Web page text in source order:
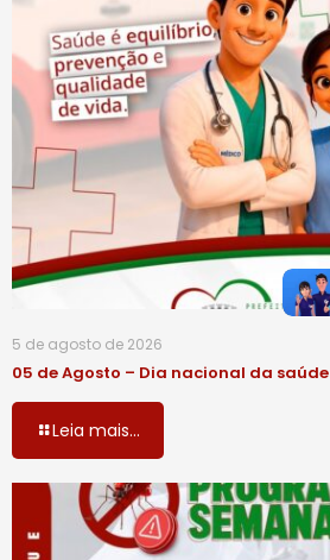
5 de agosto de 2026
05 de Agosto – Dia nacional da saúde
Leia mais...